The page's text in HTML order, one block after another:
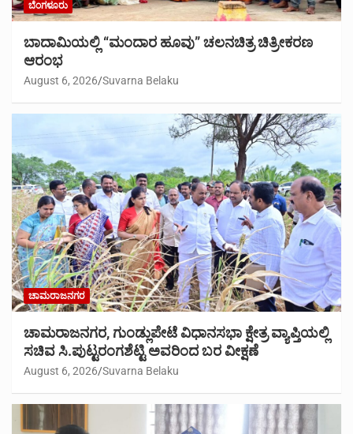
ಬೆಂಗಳೂರು
ಬಾದಾಮಿಯಲ್ಲಿ “ಮಂದಾರ ಹೂವು” ಚಲನಚಿತ್ರ ಚಿತ್ರೀಕರಣ
ಆರಂಭ
August 6, 2026 Suvarna Belaku
ಚಾಮರಾಜನಗರ
ಚಾಮರಾಜನಗರ, ಗುಂಡ್ಲುಪೇಟೆ ವಿಧಾನಸಭಾ ಕ್ಷೇತ್ರ ವ್ಯಾಪ್ತಿಯಲ್ಲಿ
ಸಚಿವ ಸಿ.ಪುಟ್ಟರಂಗಶೆಟ್ಟಿ ಅವರಿಂದ ಬರ ವೀಕ್ಷಣೆ
August 6, 2026 Suvarna Belaku